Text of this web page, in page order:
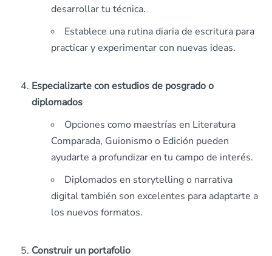
desarrollar tu técnica.
Establece una rutina diaria de escritura para
practicar y experimentar con nuevas ideas.
Especializarte con estudios de posgrado o
diplomados
Opciones como maestrías en Literatura
Comparada, Guionismo o Edición pueden
ayudarte a profundizar en tu campo de interés.
Diplomados en storytelling o narrativa
digital también son excelentes para adaptarte a
los nuevos formatos.
Construir un portafolio